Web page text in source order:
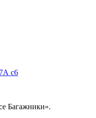
с6
Багажники».